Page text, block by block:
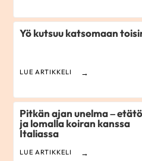
Yö kutsuu katsomaan
LUE ARTIKKELI
Pitkän ajan unelma –
ja lomalla koiran kanssa
Italiassa
LUE ARTIKKELI